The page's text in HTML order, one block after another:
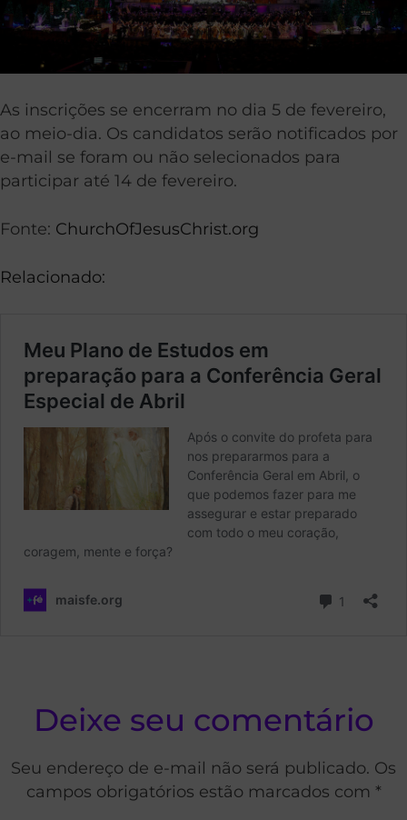
As inscrições se encerram no dia 5 de fevereiro,
ao meio-dia. Os candidatos serão notificados por
e-mail se foram ou não selecionados para
participar até 14 de fevereiro.
Fonte: ChurchOfJesusChrist.org
Relacionado:
Deixe seu comentário
Seu endereço de e-mail não será publicado. Os
campos obrigatórios estão marcados com *